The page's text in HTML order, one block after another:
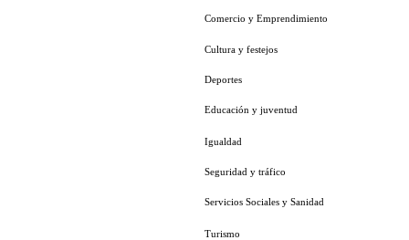
Comercio y Emprendimiento
Cultura y festejos
Deportes
Educación y juventud
Igualdad
Seguridad y tráfico
Servicios Sociales y Sanidad
Turismo